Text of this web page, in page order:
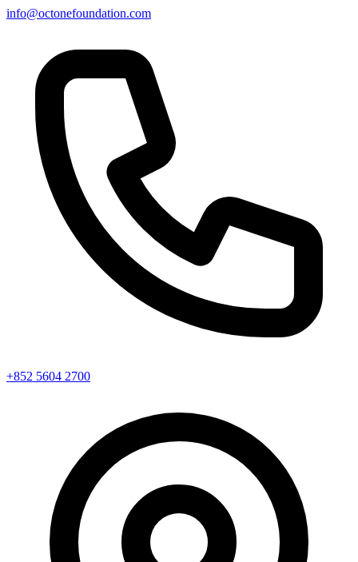
info@octonefoundation.com
+852 5604 2700